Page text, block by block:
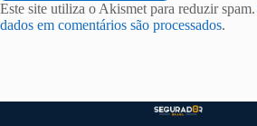
Este site utiliza o Akismet para reduzir spam.
dados em comentários são processados.